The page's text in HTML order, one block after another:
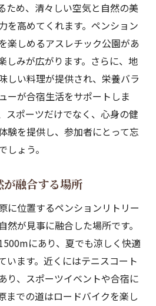
ため、清々しい空気と自然の美
を高めてくれます。ペンション
楽しめるアスレチック公園があ
しみが広がります。さらに、地
しい料理が提供され、栄養バラ
ーが合宿生活をサポートしま
スポーツだけでなく、心身の健
験を提供し、参加者にとって忘
ょう。
融合する場所
に位置するペンションリトリー
然が見事に融合した場所です。
にあり、夏でも涼しく快適
います。近くにはテニスコート
り、スポーツイベントや合宿に
までの道はロードバイクを楽し